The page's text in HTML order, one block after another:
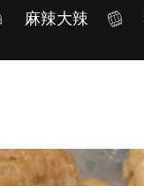
麻辣大辣